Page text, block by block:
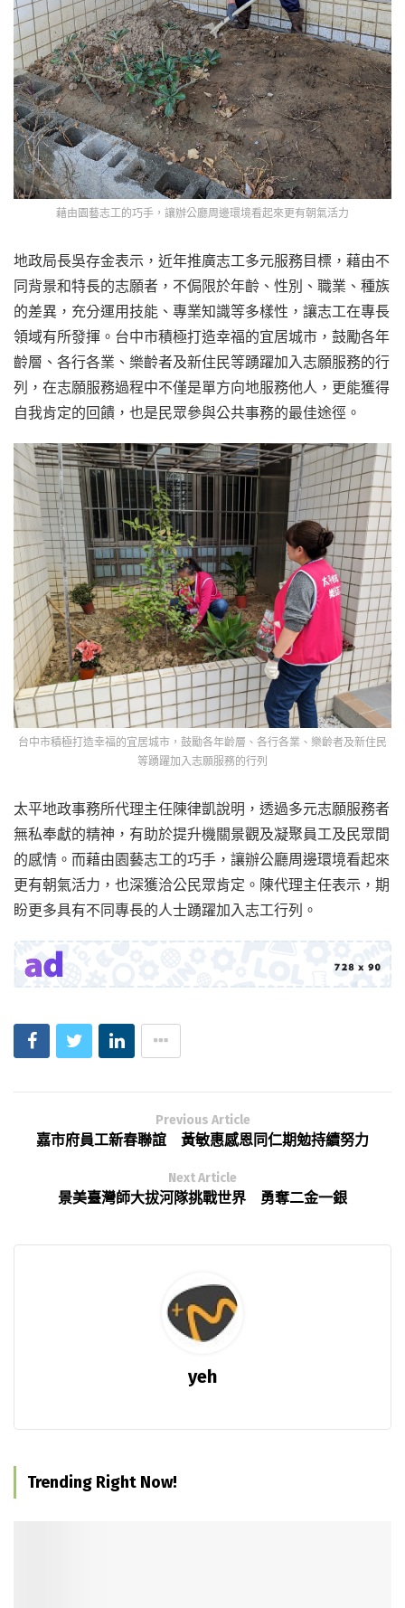
藉由園藝志工的巧手，讓辦公廳周邊環境看起來更有朝氣活力
地政局長吳存金表示，近年推廣志工多元服務目標，藉由不
同背景和特長的志願者，不侷限於年齡、性別、職業、種族
的差異，充分運用技能、專業知識等多樣性，讓志工在專長
領域有所發揮。台中市積極打造幸福的宜居城市，鼓勵各年
齡層、各行各業、樂齡者及新住民等踴躍加入志願服務的行
列，在志願服務過程中不僅是單方向地服務他人，更能獲得
自我肯定的回饋，也是民眾參與公共事務的最佳途徑。
台中市積極打造幸福的宜居城市，鼓勵各年齡層、各行各業、樂齡者及新住民
等踴躍加入志願服務的行列
太平地政事務所代理主任陳律凱說明，透過多元志願服務者
無私奉獻的精神，有助於提升機關景觀及凝聚員工及民眾間
的感情。而藉由園藝志工的巧手，讓辦公廳周邊環境看起來
更有朝氣活力，也深獲洽公民眾肯定。陳代理主任表示，期
盼更多具有不同專長的人士踴躍加入志工行列。
Previous Article
嘉市府員工新春聯誼 黃敏惠感恩同仁期勉持續努力
Next Article
景美臺灣師大拔河隊挑戰世界 勇奪二金一銀
yeh
Trending Right Now!